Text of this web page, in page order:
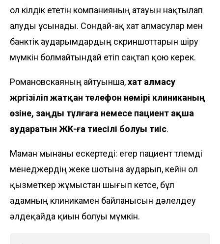
ол өкілдік ететін компанияның атауын нақтылап
алуды ұсынады. Сондай-ақ хат алмасулар мен
банктік аударымдардың скриншоттарын өшіру
мүмкін болмайтындай етіп сақтап қою керек.
Романовскаяның айтуынша,хат алмасу
жүргізіліп жатқан телефон нөмірі клиниканың
өзіне, заңды тұлғаға немесе пациент ақша
аударатын ЖК-ға тиесілі болуы тиіс.
Маман мынаны ескертеді: егер пациент төлемді
менеджердің жеке шотына аударып, кейін ол
қызметкер жұмыстан шығып кетсе, бұл
адамның клиникамен байланысын дәлелдеу
әлдеқайда қиын болуы мүмкін.